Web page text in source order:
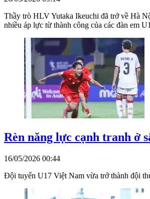
Thầy trò HLV Yutaka Ikeuchi đã trở về Hà
nhiều áp lực từ thành công của các đàn em
Rèn năng lực cạnh tranh ở
16/05/2026 00:44
Đội tuyển U17 Việt Nam vừa trở thành đội